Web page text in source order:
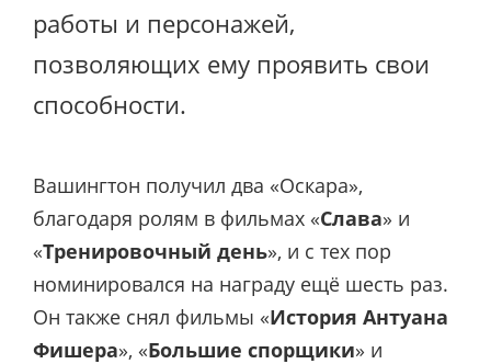
работы и персонажей,
позволяющих ему проявить свои
способности.
Вашингтон получил два «Оскара»,
благодаря ролям в фильмах «Слава» и
«Тренировочный день», и с тех пор
номинировался на награду ещё шесть раз.
Он также снял фильмы «История Антуана
Фишера», «Большие спорщики» и